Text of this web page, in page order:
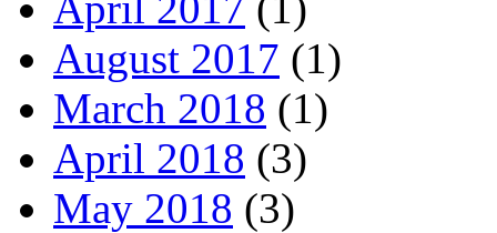
August 2017 (1)
March 2018 (1)
April 2018 (3)
May 2018 (3)